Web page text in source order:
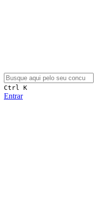
Ctrl K
Entrar